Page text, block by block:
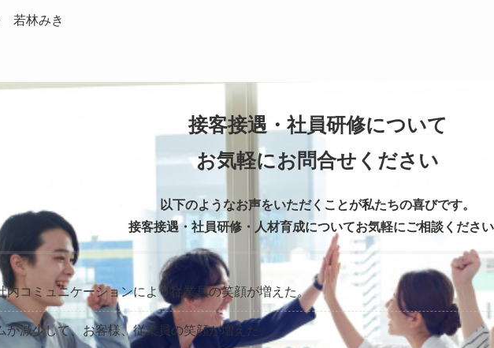
若林みき
接客接遇・社員研修について
お気軽にお問合せください
以下のようなお声をいただくことが私たちの喜びです。
接客接遇・社員研修・人材育成についてお気軽にご相談くださ
内コミュニケーションにより従業員の笑顔が増えた。
が減少して、お客様、従業員の笑顔が増えた。